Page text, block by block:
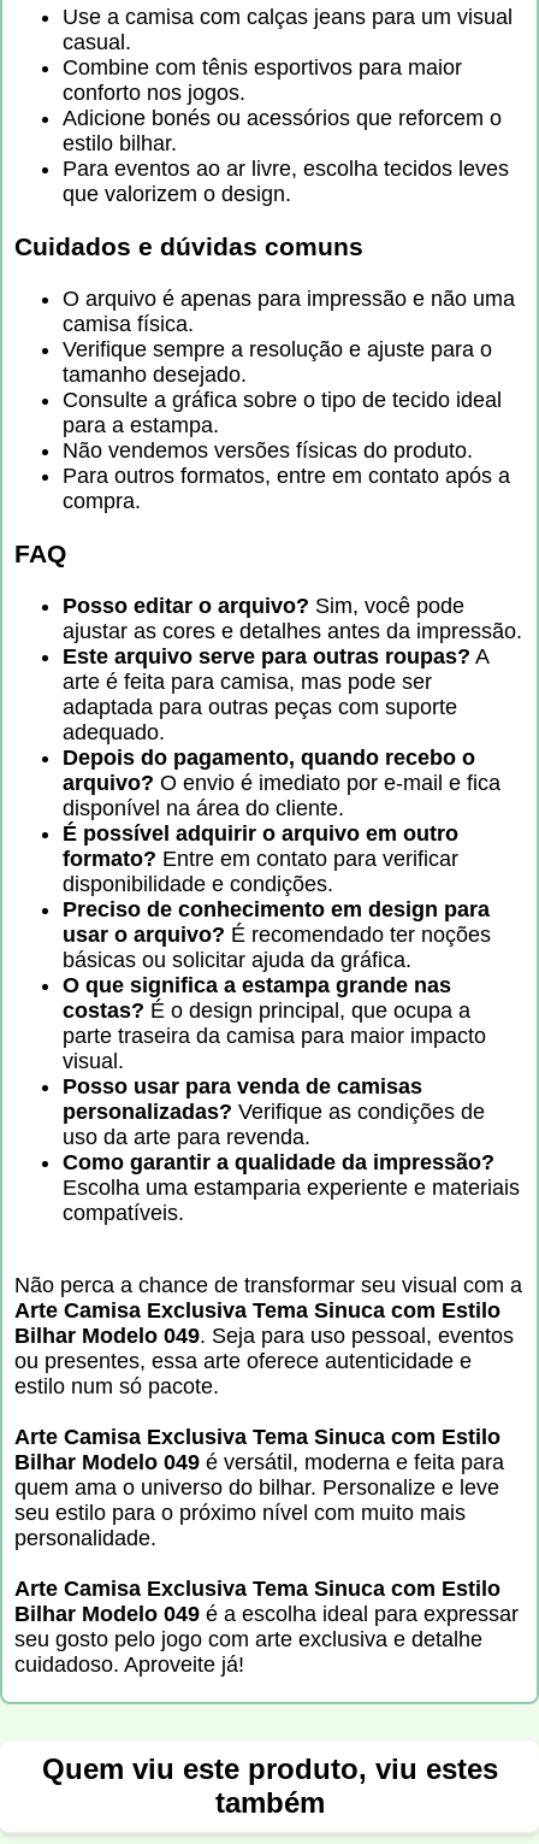
Use a camisa com calças jeans para um visual
casual.
Combine com tênis esportivos para maior
conforto nos jogos.
Adicione bonés ou acessórios que reforcem o
estilo bilhar.
Para eventos ao ar livre, escolha tecidos leves
que valorizem o design.
Cuidados e dúvidas comuns
O arquivo é apenas para impressão e não uma
camisa física.
Verifique sempre a resolução e ajuste para o
tamanho desejado.
Consulte a gráfica sobre o tipo de tecido ideal
para a estampa.
Não vendemos versões físicas do produto.
Para outros formatos, entre em contato após a
compra.
FAQ
Posso editar o arquivo? Sim, você pode
ajustar as cores e detalhes antes da impressão.
Este arquivo serve para outras roupas? A
arte é feita para camisa, mas pode ser
adaptada para outras peças com suporte
adequado.
Depois do pagamento, quando recebo o
arquivo? O envio é imediato por e-mail e fica
disponível na área do cliente.
É possível adquirir o arquivo em outro
formato? Entre em contato para verificar
disponibilidade e condições.
Preciso de conhecimento em design para
usar o arquivo? É recomendado ter noções
básicas ou solicitar ajuda da gráfica.
O que significa a estampa grande nas
costas? É o design principal, que ocupa a
parte traseira da camisa para maior impacto
visual.
Posso usar para venda de camisas
personalizadas? Verifique as condições de
uso da arte para revenda.
Como garantir a qualidade da impressão?
Escolha uma estamparia experiente e materiais
compatíveis.
Não perca a chance de transformar seu visual com a
Arte Camisa Exclusiva Tema Sinuca com Estilo
Bilhar Modelo 049. Seja para uso pessoal, eventos
ou presentes, essa arte oferece autenticidade e
estilo num só pacote.
Arte Camisa Exclusiva Tema Sinuca com Estilo
Bilhar Modelo 049 é versátil, moderna e feita para
quem ama o universo do bilhar. Personalize e leve
seu estilo para o próximo nível com muito mais
personalidade.
Arte Camisa Exclusiva Tema Sinuca com Estilo
Bilhar Modelo 049 é a escolha ideal para expressar
seu gosto pelo jogo com arte exclusiva e detalhe
cuidadoso. Aproveite já!
Quem viu este produto, viu estes
também